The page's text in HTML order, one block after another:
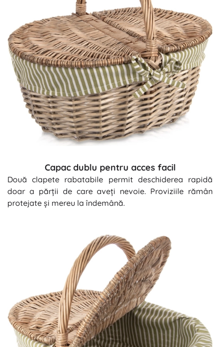
Capac dublu pentru acces facil
Două clapete rabatabile permit deschiderea rapidă
doar a părții de care aveți nevoie. Proviziile rămân
protejate și mereu la îndemână.